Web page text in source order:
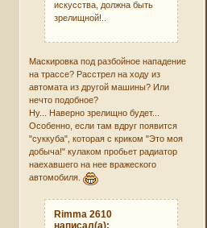
искусства, должна быть
зрелищной!..
Маскировка под разбойное нападение
на трассе? Расстрел на ходу из
автомата из другой машины? Или
нечто подобное?
Ну... Наверно зрелищно будет...
Особенно, если там вдруг появится
"суккуба", которая с криком "Это моя
добыча!" кулаком пробьет радиатор
наехавшего на нее вражеского
автомобиля.
Rimma 2610
написал(а):